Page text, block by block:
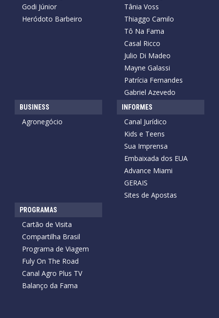
Godi Júnior
Heródoto Barbeiro
Tânia Voss
Thiaggo Camilo
Tô Na Fama
Casal Ricco
Julio Di Madeo
Mayne Galassi
Patrícia Fernandes
Gabriel Azevedo
BUSINESS
Agronegócio
INFORMES
Canal Jurídico
Kids e Teens
Sua Imprensa
Embaixada dos EUA
Advance Miami
GERAIS
Sites de Apostas
PROGRAMAS
Cartão de Visita
Compartilha Brasil
Programa de Viagem
Fuly On The Road
Canal Agro Plus TV
Balanço da Fama